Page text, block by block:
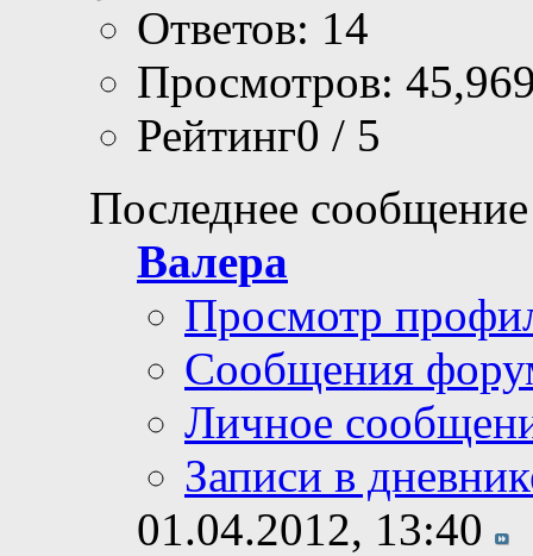
Ответов: 14
Просмотров:
Рейтинг0 / 5
Последнее
Валера
Просмотр
Сообщения
Личное
Записи в
01.04.2012, 13:40